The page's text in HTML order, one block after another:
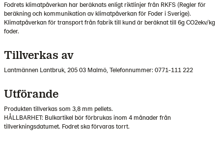
Fodrets klimatpåverkan har beräknats enligt riktlinjer från RKFS (Regler för
beräkning och kommunikation av klimatpåverkan för Foder i Sverige).
Klimatpåverkan för transport från fabrik till kund är beräknat till 6g CO2ekv/kg
foder.
Tillverkas av
Lantmännen Lantbruk, 205 03 Malmö, Telefonnummer: 0771-111 222
Utförande
Produkten tillverkas som 3,8 mm pellets.
HÅLLBARHET: Bulkartikel bör förbrukas inom 4 månader från
tillverkningsdatumet. Fodret ska förvaras torrt.